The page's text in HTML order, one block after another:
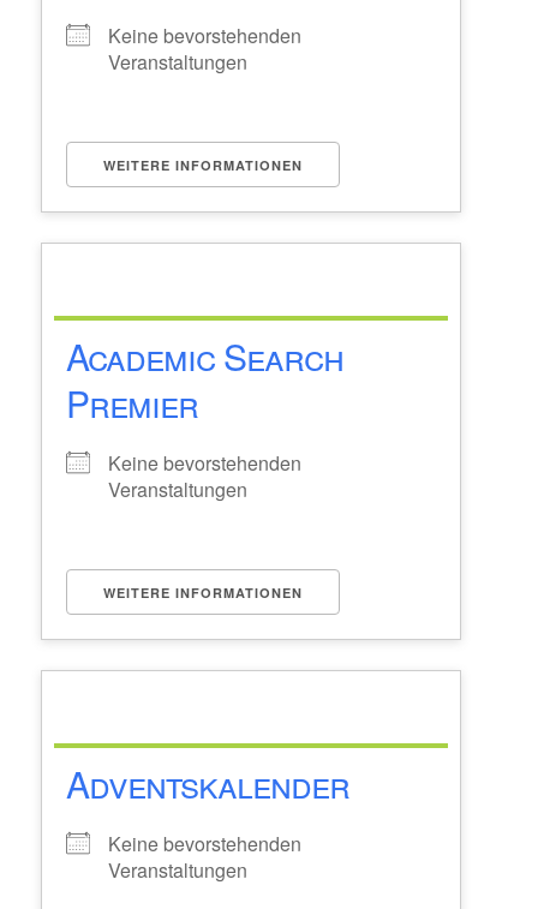
Keine bevorstehenden
Veranstaltungen
WEITERE INFORMATIONEN
Academic Search
Premier
Keine bevorstehenden
Veranstaltungen
WEITERE INFORMATIONEN
Adventskalender
Keine bevorstehenden
Veranstaltungen